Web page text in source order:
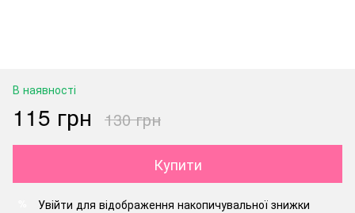
В наявності
115 грн 130 грн
Купити
Увійти для відображення накопичувальної знижки